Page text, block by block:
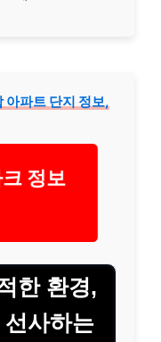
아파트 단지 정보,
정보
한 환경,
사하는